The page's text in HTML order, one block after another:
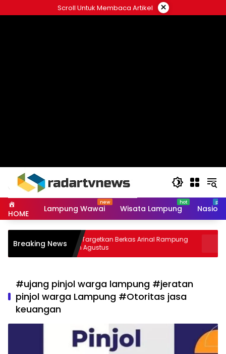
to
Scroll Untuk Membaca Artikel ×
HOME Lampung Wawai Wisata Lampung
Breaking News
Kejati Targetkan Berkas Arinal Rampung
Bulan Agustus
#ujang pinjol warga lampung #jeratan
pinjol warga Lampung #Otoritas jasa
keuangan